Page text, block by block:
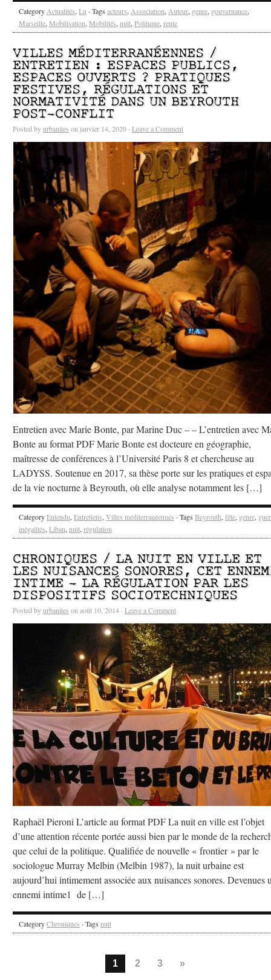
Category Actualités, Lu · Tags acteurs, Association, Auteur, genre, gouvernance,
Marseille, Mobilisation, Mobilités, nuit, Politique, rente
VILLES MÉDITERRANÉENNES /
ENTRETIEN : ESPACES PUBLICS,
ESPACES OUVERTS ? PRATIQUES
FESTIVES, RÉGULATIONS ET
NORMATIVITÉ DANS UN BEYROUTH
POST-CONFLIT
Posted byurbanites on janvier 14, 2020 · Leave a Comment
Entretien avec Marie Bonte, par Marine Duc – – L’entretien avec
Bonte au format PDF Marie Bonte est docteure en géographie,
maîtresse de conférences à l’Université Paris 8 et chercheuse au
LADYSS. Soutenue en 2017, sa thèse porte sur les pratiques et
de la vie nocturne à Beyrouth, où elle analyse notamment les […]
CategoryEntendu, Entretiens, Villes méditerranéennes · Tags Beyrouth, fête, genre,
inégalités, Liban, nuit, régulation
CHRONIQUES / LA NUIT EN VILLE ET
LES NUISANCES SONORES, CET
INTIME – LA RÉGULATION PAR LES
DISPOSITIFS SOCIOTECHNIQUES
Posted byurbanites on août 10, 2014 · Leave a Comment
Raphaël Pieroni L’article au format PDF La nuit en ville est l’objet
d’une attention récente portée aussi bien par le monde de la
que celui de la politique. Qualifiée de nouvelle « frontier » par le
sociologue Murray Melbin (Melbin 1987), la nuit urbaine est
aujourd’hui intimement associée aux nuisances sonores. Devenues
ennemi intime1 de […]
CategoryChroniques · Tags nuit
1 2 3 »